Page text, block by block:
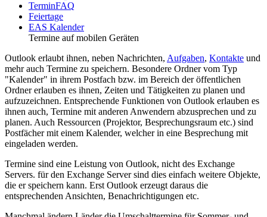
TerminFAQ
Feiertage
EAS Kalender
Termine auf mobilen Geräten
Outlook erlaubt ihnen, neben Nachrichten, Aufgaben, Kontakte und
mehr auch Termine zu speichern. Besondere Ordner vom Typ
"Kalender" in ihrem Postfach bzw. im Bereich der öffentlichen
Ordner erlauben es ihnen, Zeiten und Tätigkeiten zu planen und
aufzuzeichnen. Entsprechende Funktionen von Outlook erlauben es
ihnen auch, Termine mit anderen Anwendern abzusprechen und zu
planen. Auch Ressourcen (Projektor, Besprechungsraum etc.) sind
Postfächer mit einem Kalender, welcher in eine Besprechung mit
eingeladen werden.
Termine sind eine Leistung von Outlook, nicht des Exchange
Servers. für den Exchange Server sind dies einfach weitere Objekte,
die er speichern kann. Erst Outlook erzeugt daraus die
entsprechenden Ansichten, Benachrichtigungen etc.